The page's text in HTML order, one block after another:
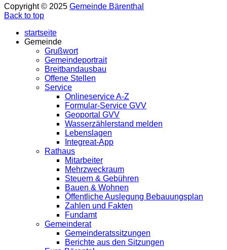
Copyright © 2025 Gemeinde Bärenthal
Back to top
startseite
Gemeinde
Grußwort
Gemeindeportrait
Breitbandausbau
Offene Stellen
Service
Onlineservice A-Z
Formular-Service GVV
Geoportal GVV
Wasserzählerstand melden
Lebenslagen
Integreat-App
Rathaus
Mitarbeiter
Mehrzweckraum
Steuern & Gebühren
Bauen & Wohnen
Öffentliche Auslegung Bebauungsplan
Zahlen und Fakten
Fundamt
Gemeinderat
Gemeinderatssitzungen
Berichte aus den Sitzungen